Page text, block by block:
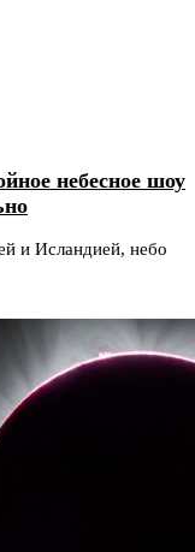
небесное шоу
и Исландией, небо